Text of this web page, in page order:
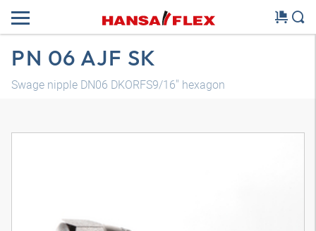
PN 06 AJF SK
Swage nipple DN06 DKORFS9/16" hexagon